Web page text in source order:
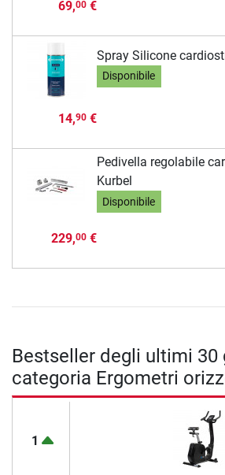
69,00€
Spray Silicone
Disponibile
14,90€
Pedivella regolabile
Kurbel
Disponibile
229,00€
Bestseller degli ultimi 30
categoria Ergometri
1